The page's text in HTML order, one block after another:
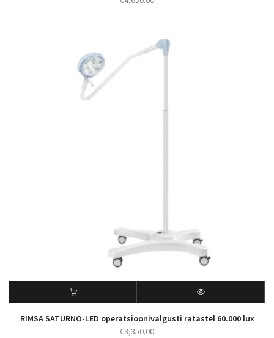
RIMSA SATURNO-LED operatsioonivalgusti ratastel 60.000 lux
€3,350.00